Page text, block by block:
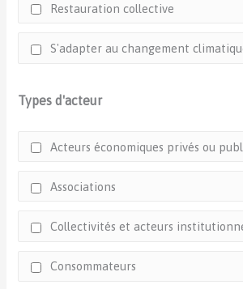
Restauration collective
S'adapter au changement
Types d'acteur
Acteurs économiques privés ou
Associations
Collectivités et acteurs
Consommateurs